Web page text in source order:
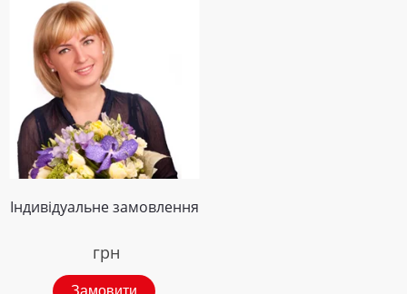
Індивідуальне замовлення
грн
Замовити